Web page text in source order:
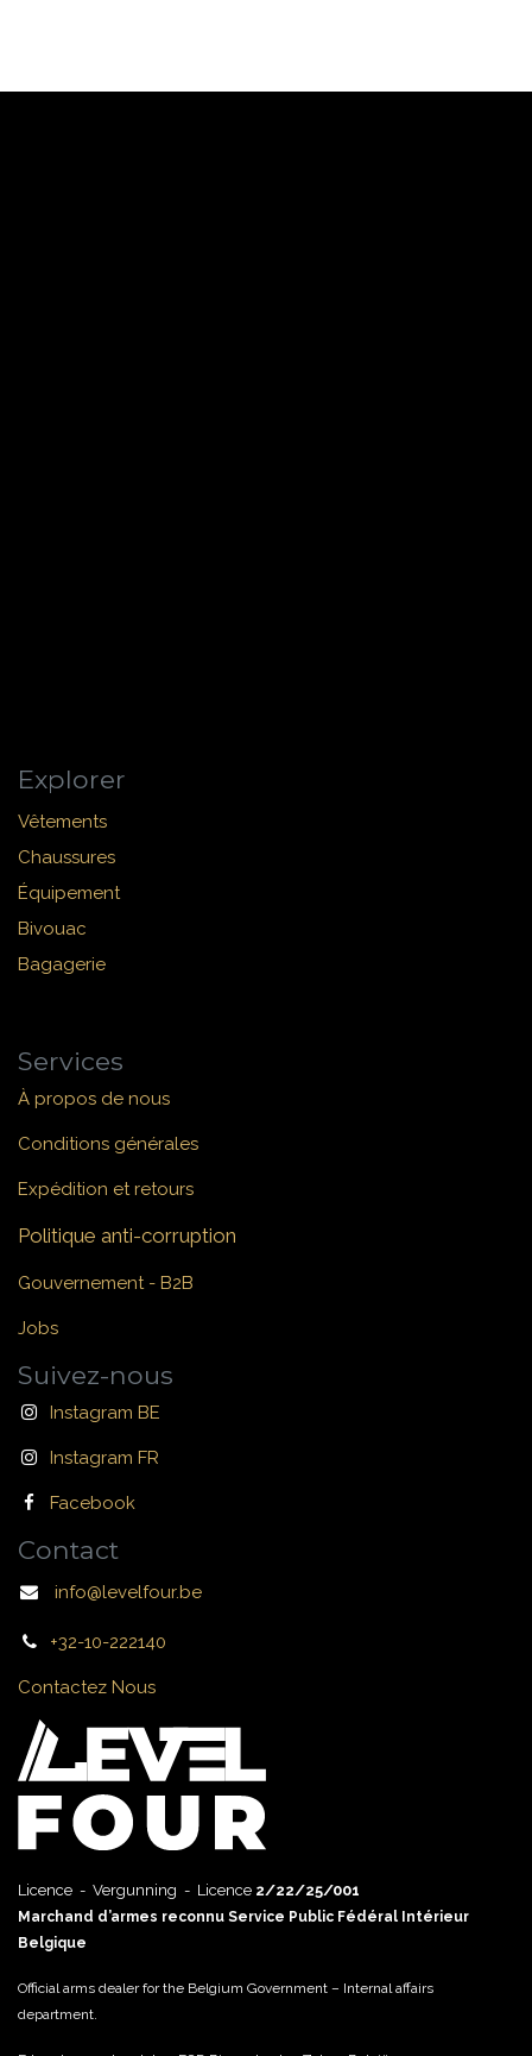
Explorer
Vêtements
Chaussures
Équipement
Bivouac
Bagagerie
Services
À propos de nous
Conditions générales
Expédition et retours
Politique anti-corruption
Gouvernement - B2B
Jobs
Suivez-nous
Instagram BE
Instagram FR
Facebook
Contact
info@levelfour.be
+32-10-222140
Contactez Nous
Licence - Vergunning - Licence 2/22/25/001
Marchand d’armes reconnu Service Public Fédéral Intérieur
Belgique
Official arms dealer for the Belgium Government – Internal affairs
department.